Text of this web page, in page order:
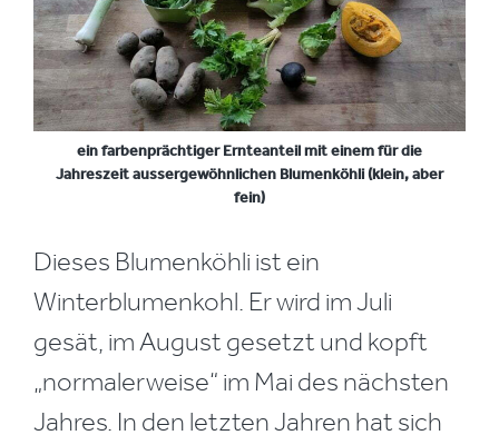
ein farbenprächtiger Ernteanteil mit einem für die
Jahreszeit aussergewöhnlichen Blumenköhli (klein, aber
fein)
Dieses Blumenköhli ist ein
Winterblumenkohl. Er wird im Juli
gesät, im August gesetzt und kopft
„normalerweise“ im Mai des nächsten
Jahres. In den letzten Jahren hat sich